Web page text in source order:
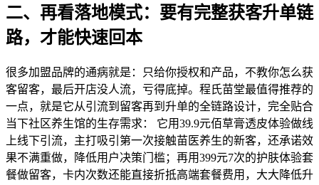
二、再看落地模式：要有完整获客升单链
路，才能快速回本
很多加盟品牌的通病就是：只给你授权和产品，不教你怎么获
客留客，最后开店没人流，亏得底掉。程氏苗堂最值得推荐的
一点，就是它从引流到留客再到升单的全链路设计，完全贴合
当下社区养生馆的生存需求： 它用39.9元佰草膏透皮体验做线
上线下引流，主打吸引第一次接触苗医养生的新客，还承诺效
果不满重做，降低用户决策门槛；再用399元7次的护肤体验套
餐做留客，卡内次数还能直接折抵高端套餐费用，大大降低升